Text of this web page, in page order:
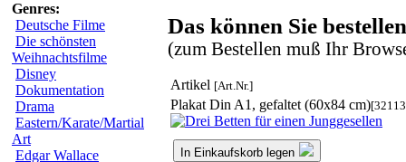
Genres:
Deutsche Filme
Die schönsten
Weihnachtsfilme
Disney
Dokumentation
Drama
Eastern/Karate/Martial
Art
Edgar Wallace
Das können Sie
(zum Bestellen muß Ihr
Artikel [Art.Nr.]
Plakat Din A1, gefaltet (60x84 cm)
In Einkaufskorb legen